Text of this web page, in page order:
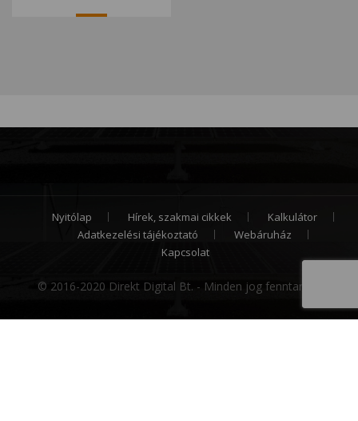
Nyitólap Hírek, szakmai cikkek
Kalkulátor
Adatkezelési tájékoztató
Webáruház
Kapcsolat
© 2016-2020 Direkt Digital Bt. - Minden jog fenntartva.